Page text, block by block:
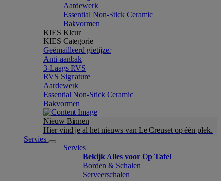
Aardewerk
Essential Non-Stick Ceramic
Bakvormen
KIES Kleur
KIES Categorie
Geëmailleerd gietijzer
Anti-aanbak
3-Laags RVS
RVS Signature
Aardewerk
Essential Non-Stick Ceramic
Bakvormen
Nieuw Binnen
Hier vind je al het nieuws van Le Creuset op één plek.
Servies
Servies
Bekijk Alles voor Op Tafel
Borden & Schalen
Serveerschalen